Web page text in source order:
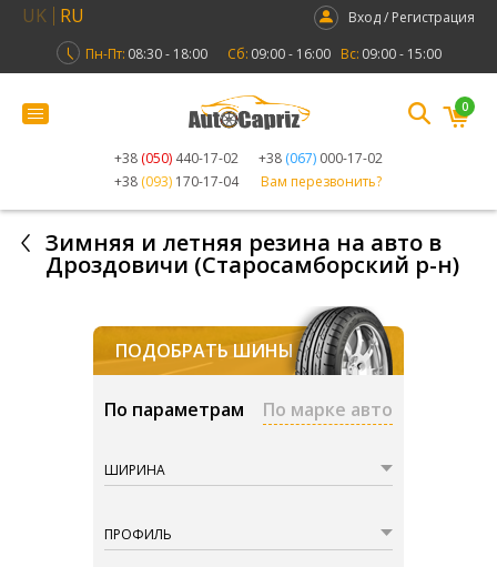
UK RU
Вход / Регистрация
Пн-Пт: 08:30 - 18:00 Сб: 09:00 - 16:00 Вс: 09:00 - 15:00
+38 (050) 440-17-02 +38 (067) 000-17-02
+38 (093) 170-17-04 Вам перезвонить?
0
Зимняя и летняя резина на авто в
Дроздовичи (Старосамборский р-н)
ПОДОБРАТЬ ШИНЫ
По параметрам По марке авто
ШИРИНА
ПРОФИЛЬ